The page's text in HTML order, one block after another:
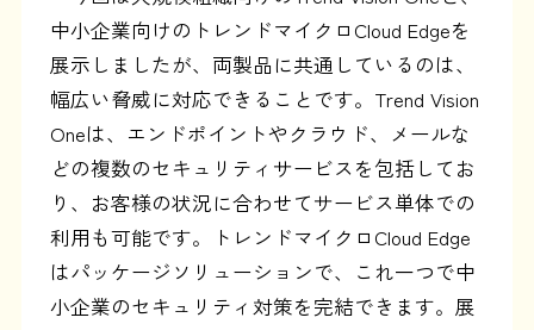
中小企業向けのトレンドマイクロCloud Edgeを
展示しましたが、両製品に共通しているのは、
幅広い脅威に対応できることです。Trend Vision
Oneは、エンドポイントやクラウド、メールな
どの複数のセキュリティサービスを包括してお
り、お客様の状況に合わせてサービス単体での
利用も可能です。トレンドマイクロCloud Edge
はパッケージソリューションで、これ一つで中
小企業のセキュリティ対策を完結できます。展